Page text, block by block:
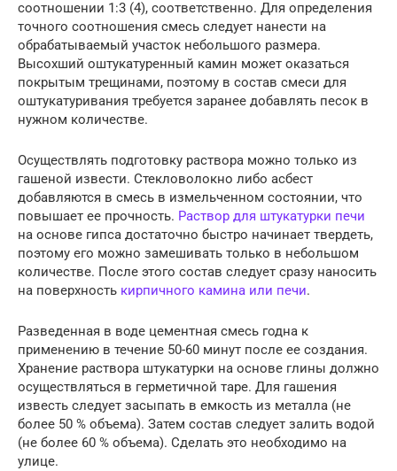
соотношении 1:3 (4), соответственно. Для определения
точного соотношения смесь следует нанести на
обрабатываемый участок небольшого размера.
Высохший оштукатуренный камин может оказаться
покрытым трещинами, поэтому в состав смеси для
оштукатуривания требуется заранее добавлять песок в
нужном количестве.
Осуществлять подготовку раствора можно только из
гашеной извести. Стекловолокно либо асбест
добавляются в смесь в измельченном состоянии, что
повышает ее прочность. Раствор для штукатурки печи
на основе гипса достаточно быстро начинает твердеть,
поэтому его можно замешивать только в небольшом
количестве. После этого состав следует сразу наносить
на поверхность кирпичного камина или печи.
Разведенная в воде цементная смесь годна к
применению в течение 50-60 минут после ее создания.
Хранение раствора штукатурки на основе глины должно
осуществляться в герметичной таре. Для гашения
известь следует засыпать в емкость из металла (не
более 50 % объема). Затем состав следует залить водой
(не более 60 % объема). Сделать это необходимо на
улице.